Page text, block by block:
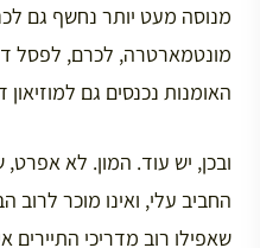
מנוסה מעט יותר נחשף גם
מונטמארטרה, לכרם, לפסל
האומנות נכנסים גם למוזיאון
ובכן, יש עוד. המון. לא
החביב עלי, ואינו מוכר לרוב
שאפילו רוב מדריכי